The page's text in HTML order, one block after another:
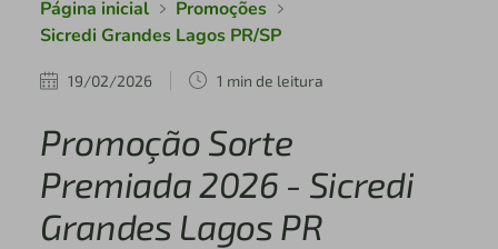
Página inicial
Promoções
Sicredi Grandes Lagos PR/SP
19/02/2026 1 min de leitura
Promoção Sorte
Premiada 2026 - Sicredi
Grandes Lagos PR